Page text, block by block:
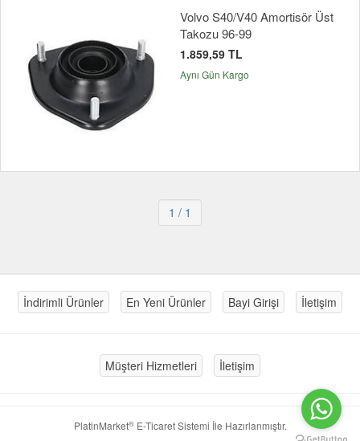
Volvo S40/V40 Amortisör Üst
Takozu 96-99
1.859,59 TL
Aynı Gün Kargo
1 / 1
İndirimli Ürünler En Yeni Ürünler Bayi Girişi İletişim
Müşteri Hizmetleri İletişim
PlatinMarket®E-Ticaret Sistemi İle Hazırlanmıştır.